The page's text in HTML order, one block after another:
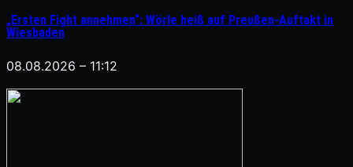
„Ersten Fight annehmen“: Wörle heiß auf Preußen-Auftakt in
Wiesbaden
08.08.2026 – 11:12